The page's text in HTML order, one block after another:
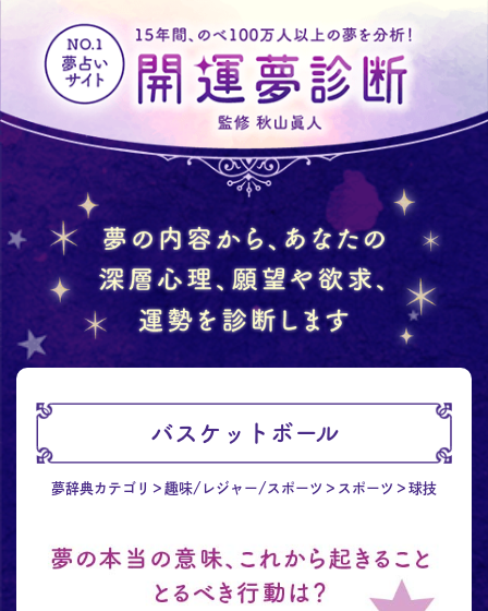
バスケットボール
夢辞典カテゴリ 趣味/レジャー/スポーツ スポーツ 球技